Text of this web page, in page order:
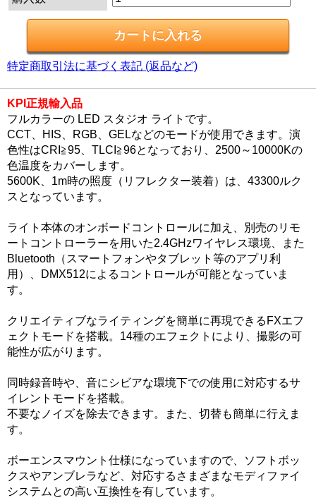
特定商取引法に基づく表記 (返品など)
KPI正規輸入品
フルカラーの LED スタジオ ライトです。
CCT、HIS、RGB、GELなどのモードが使用できます。演
色性はCRI≧95、TLCI≧96となっており、2500～10000Kの
色温度をカバーします。
5600K、1m時の照度（リフレクター装着）は、43300ルク
スとなっています。
ライト本体のオンボードコントロールに加え、別売のリモ
ートコントローラーを用いた2.4GHzワイヤレス環境、また
Bluetooth（スマートフォンやタブレット等のアプリ利
用）、DMX512によるコントロールが可能となっていま
す。
クリエイティブなライティングを簡単に再現できるFXエフ
ェクトモードを搭載。14種のエフェクトにより、撮影の可
能性が広がります。
同時録音時や、音にシビアな環境下での使用に対応するサ
イレントモードを搭載。
不要なノイズを除去できます。また、切替も簡単に行えま
す。
ボーエンスマウント仕様になっていますので、ソフトボッ
クスやアンブレラなど、対応するさまざまなモディファイ
システムとの高い互換性を有しています。